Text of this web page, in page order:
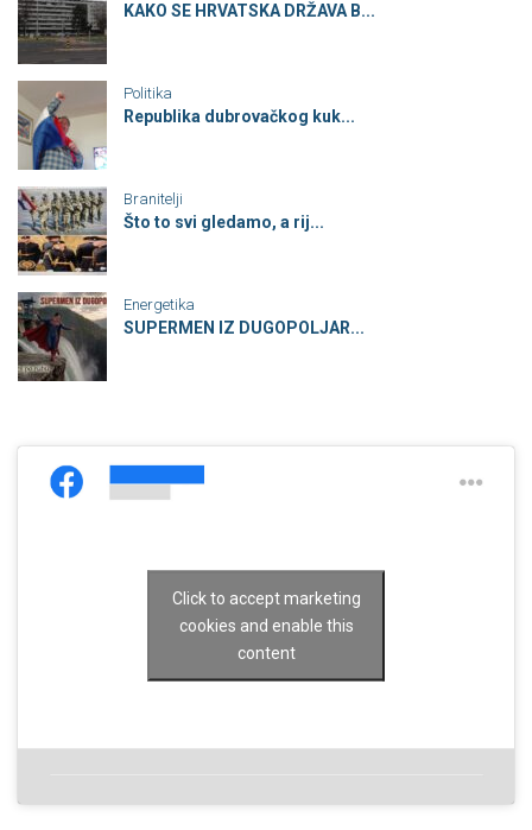
KAKO SE HRVATSKA DRŽAVA B...
Politika
Republika dubrovačkog kuk...
Branitelji
Što to svi gledamo, a rij...
Energetika
SUPERMEN IZ DUGOPOLJAR...
Click to accept marketing
cookies and enable this
content